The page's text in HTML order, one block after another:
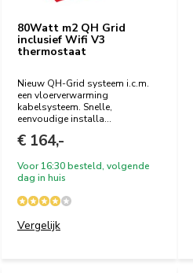
80Watt m2 QH Grid
inclusief Wifi V3
thermostaat
Nieuw QH-Grid systeem i.c.m.
een vloerverwarming
kabelsysteem. Snelle,
eenvoudige installa...
€ 164,-
Voor 16:30 besteld, volgende
dag in huis
Vergelijk